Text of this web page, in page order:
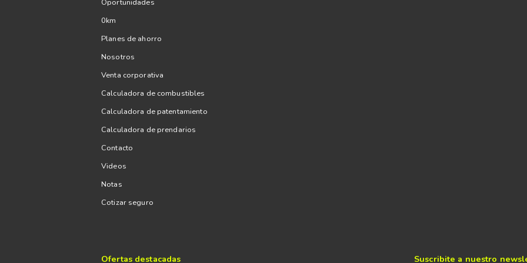
Oportunidades
0km
Planes de ahorro
Nosotros
Venta corporativa
Calculadora de combustibles
Calculadora de patentamiento
Calculadora de prendarios
Contacto
Videos
Notas
Cotizar seguro
Ofertas destacadas Suscribite a nuestro